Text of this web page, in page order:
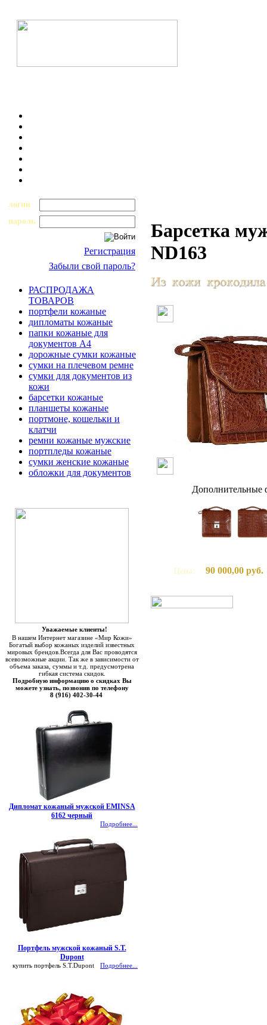
логин
пароль
Регистрация
Забыли свой пароль?
РАСПРОДАЖА
ТОВАРОВ
портфели кожаные
дипломаты кожаные
папки кожаные для
документов А4
дорожные сумки кожаные
сумки на плечевом ремне
сумки для документов из
кожи
барсетки кожаные
планшеты кожаные
портмоне, кошельки и
клатчи
ремни кожаные мужские
портпледы кожаные
сумки женские кожаные
обложки для документов
Уважаемые клиенты!
В нашем Интернет магазине «Мир Кожи»
Богатый выбор кожаных изделий известных
мировых брендов.Всегда для Вас проводятся
всевозможные акции. Так же в зависимости от
объема заказа, суммы и т.д. предусмотрена
гибкая система скидок.
Подробную информацию о скидках Вы
можете узнать, позвонив по телефону
8 (916) 402-30-44
Дипломат кожаный мужской EMINSA
6162 черный
Подробнее...
Портфель мужской кожаный S.T.
Dupont
купить портфель S.T.Dupont Подробнее...
Барсетка
ND163
Дополнительные
Цена: 90 000,00 руб.